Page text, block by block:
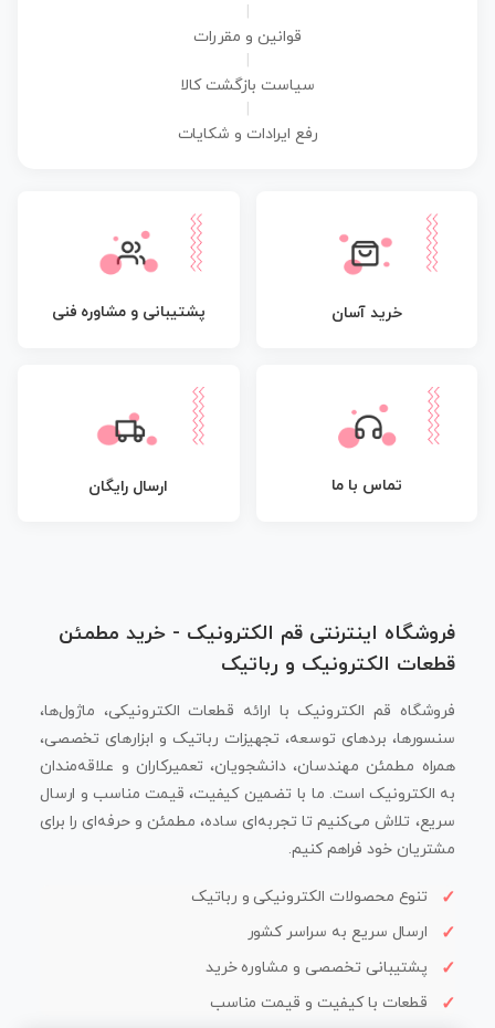
قوانین و مقررات
سیاست بازگشت کالا
رفع ایرادات و شکایات
خرید آسان پشتیبانی و مشاوره فنی
تماس با ما ارسال رایگان
فروشگاه اینترنتی قم الکترونیک - خرید مطمئن
قطعات الکترونیک و رباتیک
فروشگاه قم الکترونیک با ارائه قطعات الکترونیکی، ماژول‌ها،
سنسورها، بردهای توسعه، تجهیزات رباتیک و ابزارهای تخصصی،
همراه مطمئن مهندسان، دانشجویان، تعمیرکاران و علاقه‌مندان
به الکترونیک است. ما با تضمین کیفیت، قیمت مناسب و ارسال
سریع، تلاش می‌کنیم تا تجربه‌ای ساده، مطمئن و حرفه‌ای را برای
مشتریان خود فراهم کنیم.
تنوع محصولات الکترونیکی و رباتیک
ارسال سریع به سراسر کشور
پشتیبانی تخصصی و مشاوره خرید
قطعات با کیفیت و قیمت مناسب